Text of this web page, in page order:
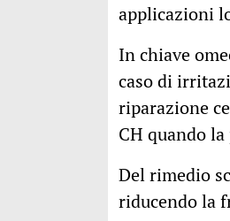
applicazioni
In chiave
caso di
riparazione
CH quando
Del rimedio
riducendo la